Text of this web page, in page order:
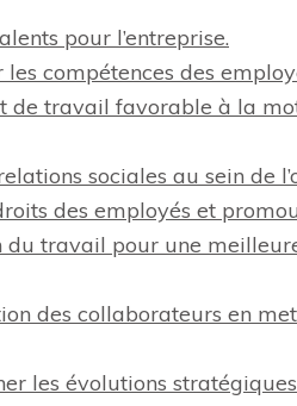
pour l’entreprise.
compétences des
de travail favorable à la
sociales au sein de
des employés et
du travail pour une
des collaborateurs en
les évolutions stratégiques